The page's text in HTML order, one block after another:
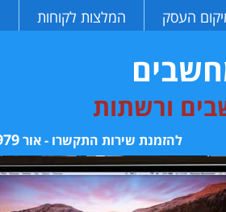
העסק המלצות לקוחות
ורשתות
להזמנת שירות התקשרו - אור